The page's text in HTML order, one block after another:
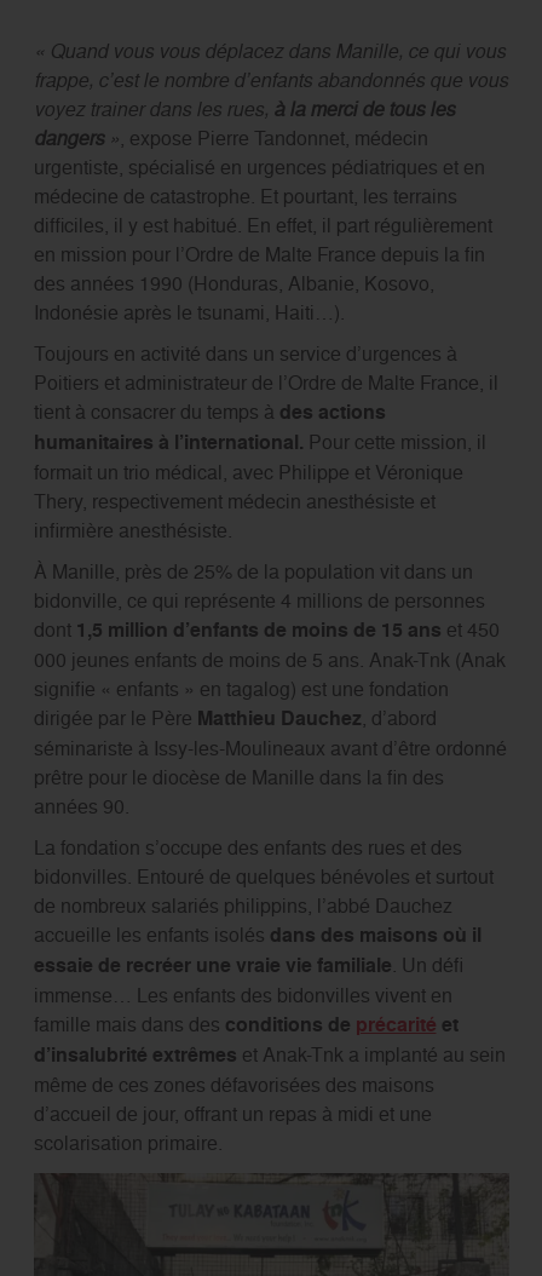
« Quand vous vous déplacez dans Manille, ce qui vous
frappe, c’est le nombre d’enfants abandonnés que vous
voyez trainer dans les rues, à la merci de tous les
dangers », expose Pierre Tandonnet, médecin
urgentiste, spécialisé en urgences pédiatriques et en
médecine de catastrophe. Et pourtant, les terrains
difficiles, il y est habitué. En effet, il part régulièrement
en mission pour l’Ordre de Malte France depuis la ﬁn
des années 1990 (Honduras, Albanie, Kosovo,
Indonésie après le tsunami, Haiti…).
Toujours en activité dans un service d’urgences à
Poitiers et administrateur de l’Ordre de Malte France, il
tient à consacrer du temps à des actions
humanitaires à l’international. Pour cette mission, il
formait un trio médical, avec Philippe et Véronique
Thery, respectivement médecin anesthésiste et
inﬁrmière anesthésiste.
À Manille, près de 25% de la population vit dans un
bidonville, ce qui représente 4 millions de personnes
dont 1,5 million d’enfants de moins de 15 ans et 450
000 jeunes enfants de moins de 5 ans. Anak-Tnk (Anak
signiﬁe « enfants » en tagalog) est une fondation
dirigée par le Père Matthieu Dauchez, d’abord
séminariste à Issy-les-Moulineaux avant d’être ordonné
prêtre pour le diocèse de Manille dans la ﬁn des
années 90.
La fondation s’occupe des enfants des rues et des
bidonvilles. Entouré de quelques bénévoles et surtout
de nombreux salariés philippins, l’abbé Dauchez
accueille les enfants isolés dans des maisons où il
essaie de recréer une vraie vie familiale. Un déﬁ
immense… Les enfants des bidonvilles vivent en
famille mais dans des conditions de précarité et
d’insalubrité extrêmes et Anak-Tnk a implanté au sein
même de ces zones défavorisées des maisons
d’accueil de jour, offrant un repas à midi et une
scolarisation primaire.